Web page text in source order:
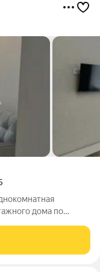
дома по
Чистый